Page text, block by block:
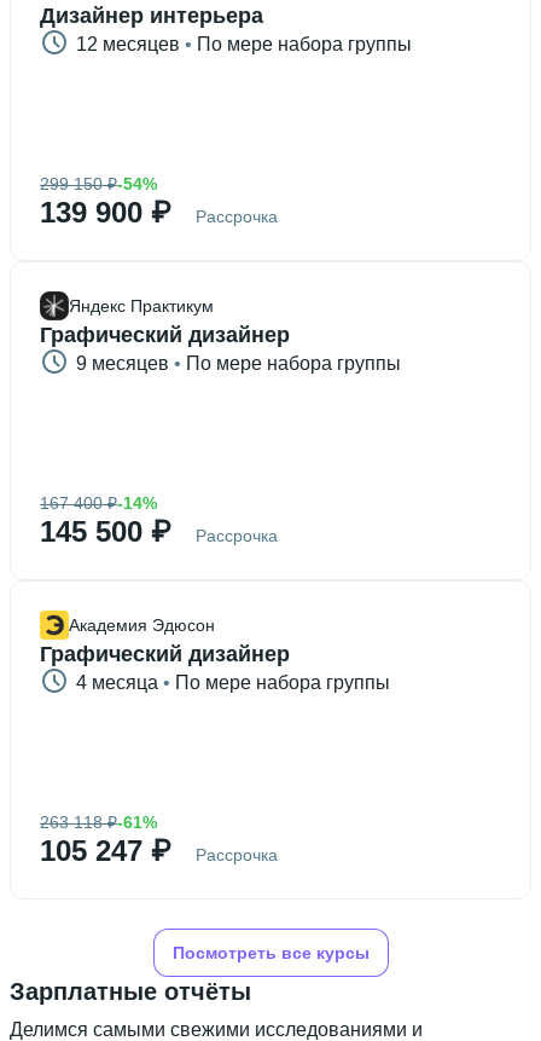
Дизайнер интерьера
12 месяцев • По мере набора группы
299 150 ₽-54%
139 900 ₽ Рассрочка
Яндекс Практикум
Графический дизайнер
9 месяцев • По мере набора группы
167 400 ₽-14%
145 500 ₽ Рассрочка
Академия Эдюсон
Графический дизайнер
4 месяца • По мере набора группы
263 118 ₽-61%
105 247 ₽ Рассрочка
Посмотреть все курсы
Зарплатные отчёты
Делимся самыми свежими исследованиями и